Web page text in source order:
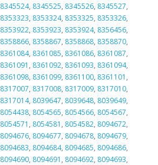
8345524, 8345525, 8345526, 8345527,
8353323, 8353324, 8353325, 8353326,
8353922, 8353923, 8353924, 8356456,
8358866, 8358867, 8358868, 8358870,
8361084, 8361085, 8361086, 8361087,
8361091 , 8361092, 8361093, 8361094,
8361098, 8361099, 8361100, 8361101 ,
8317007, 8317008, 8317009, 8317010,
8317014, 8039647, 8039648, 8039649,
8054438, 8054565, 8054566, 8054567,
8054571 , 8054581 , 8054582, 8094672,
8094676, 8094677, 8094678, 8094679,
8094683, 8094684, 8094685, 8094686,
8094690, 8094691 , 8094692, 8094693,